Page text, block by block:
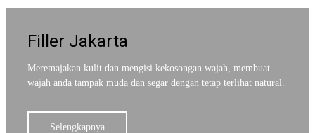
Filler Jakarta
Meremajakan kulit dan mengisi kekosongan wajah, membuat
wajah anda tampak muda dan segar dengan tetap terlihat natural.
Selengkapnya